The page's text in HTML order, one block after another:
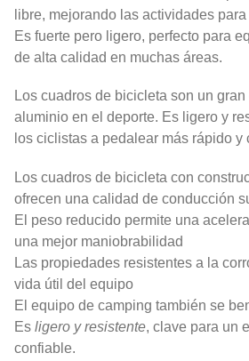
libre, mejorando las actividades
Es fuerte pero ligero, perfecto para
de alta calidad en muchas áreas.
Los cuadros de bicicleta son un
aluminio en el deporte. Es ligero y
los ciclistas a pedalear más rápido y
Los cuadros de bicicleta con
ofrecen una calidad de conducción
El peso reducido permite una
una mejor maniobrabilidad
Las propiedades resistentes a la
vida útil del equipo
El equipo de camping también se
Es ligero y resistente, clave para un
confiable.